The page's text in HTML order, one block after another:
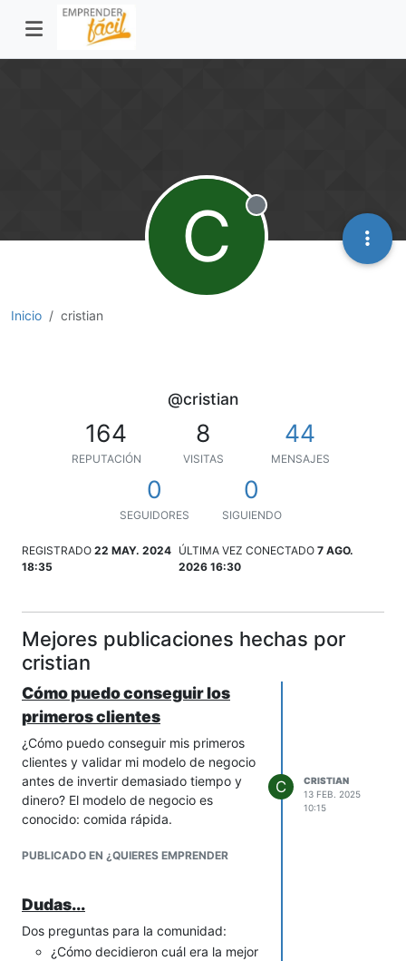
Inicio cristian
C Desconectado
@cristian
164
REPUTACIÓN
8
VISITAS
44
MENSAJES
0
SEGUIDORES
0
SIGUIENDO
REGISTRADO 22 MAY. 2024
18:35
ÚLTIMA VEZ CONECTADO 7 AGO.
2026 16:30
Mejores publicaciones hechas por
cristian
Cómo puedo conseguir los
primeros clientes
¿Cómo puedo conseguir mis primeros
clientes y validar mi modelo de negocio
antes de invertir demasiado tiempo y
dinero? El modelo de negocio es
conocido: comida rápida.
PUBLICADO EN ¿QUIERES EMPRENDER
C
CRISTIAN
13 FEB. 2025
10:15
Dudas...
Dos preguntas para la comunidad:
¿Cómo decidieron cuál era la mejor